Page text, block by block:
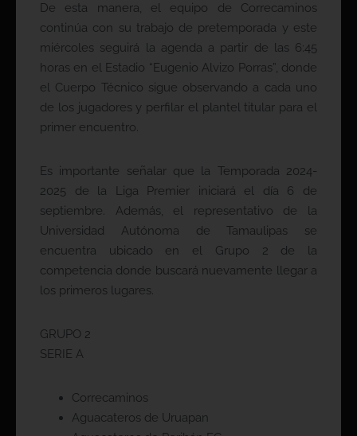
De esta manera, el equipo de Correcaminos
continúa con su trabajo de pretemporada y este
miércoles seguirá la agenda a partir de las 6:45
horas en el Estadio “Eugenio Alvizo Porras”, donde
el Cuerpo Técnico sigue observando a cada uno
de los jugadores y perfilar el plantel titular para el
primer encuentro.
Es importante señalar que la Temporada 2024-
2025 de la Liga Premier iniciará el día 6 de
septiembre. Además, el representativo de la
Universidad Autónoma de Tamaulipas se
encuentra ubicado en el Grupo 2 de la
competencia donde buscará nuevamente llegar a
los primeros lugares.
GRUPO 2
SERIE A
Correcaminos
Aguacateros de Uruapan